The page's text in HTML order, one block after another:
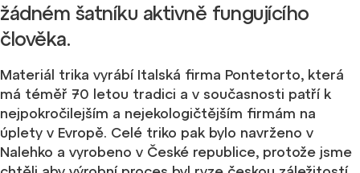
žádném šatníku aktivně fungujícího
člověka.
Materiál trika vyrábí Italská firma Pontetorto, která
má téměř 70 letou tradici a v současnosti patří k
nejpokročilejším a nejekologičtějším firmám na
úplety v Evropě. Celé triko pak bylo navrženo v
Nalehko a vyrobeno v České republice, protože jsme